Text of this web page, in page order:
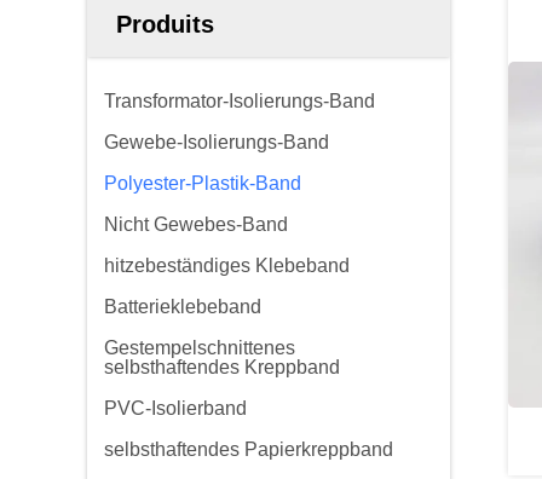
Produits
Transformator-Isolierungs-Band
Gewebe-Isolierungs-Band
Polyester-Plastik-Band
Nicht Gewebes-Band
hitzebeständiges Klebeband
Batterieklebeband
Gestempelschnittenes
selbsthaftendes Kreppband
PVC-Isolierband
selbsthaftendes Papierkreppband